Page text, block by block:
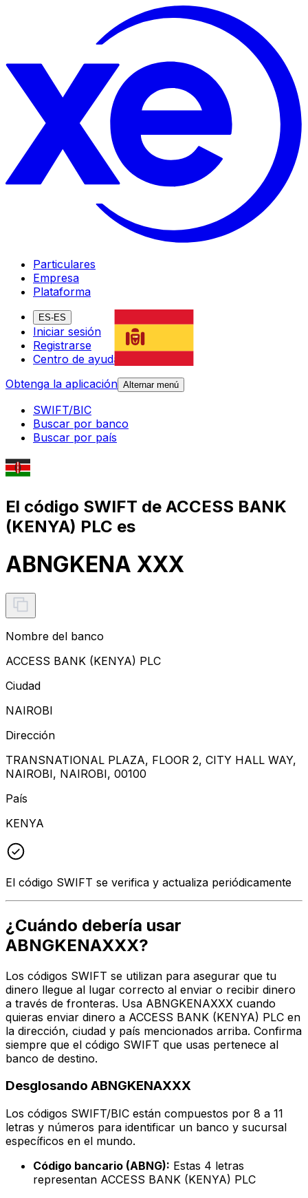
Particulares
Empresa
Plataforma
ES-ES
Iniciar sesión
Registrarse
Centro de ayuda
Obtenga la aplicación Alternar menú
SWIFT/BIC
Buscar por banco
Buscar por país
El código SWIFT de ACCESS BANK
(KENYA) PLC es
ABNGKENA XXX
Nombre del banco
ACCESS BANK (KENYA) PLC
Ciudad
NAIROBI
Dirección
TRANSNATIONAL PLAZA, FLOOR 2, CITY HALL WAY,
NAIROBI, NAIROBI, 00100
País
KENYA
El código SWIFT se verifica y actualiza periódicamente
¿Cuándo debería usar
ABNGKENAXXX?
Los códigos SWIFT se utilizan para asegurar que tu
dinero llegue al lugar correcto al enviar o recibir dinero
a través de fronteras. Usa ABNGKENAXXX cuando
quieras enviar dinero a ACCESS BANK (KENYA) PLC en
la dirección, ciudad y país mencionados arriba. Confirma
siempre que el código SWIFT que usas pertenece al
banco de destino.
Desglosando ABNGKENAXXX
Los códigos SWIFT/BIC están compuestos por 8 a 11
letras y números para identificar un banco y sucursal
específicos en el mundo.
Código bancario (ABNG): Estas 4 letras
representan ACCESS BANK (KENYA) PLC